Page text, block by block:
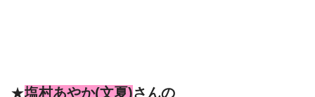
★塩村あやか(文夏)さんの